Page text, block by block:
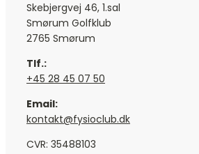
Skebjergvej 46, 1.sal
Smørum Golfklub
2765 Smørum
Tlf.:
+45 28 45 07 50
Email:
kontakt@fysioclub.dk
CVR: 35488103